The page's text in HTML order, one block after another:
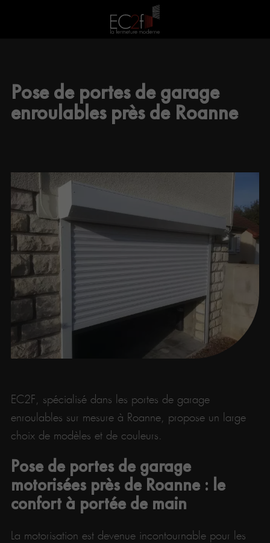
Pose de portes de garage
enroulables près de Roanne
EC2F, spécialisé dans les portes de garage
enroulables sur mesure à Roanne, propose un large
choix de modèles et de couleurs.
Pose de portes de garage
motorisées près de Roanne : le
confort à portée de main
La motorisation est devenue incontournable pour les